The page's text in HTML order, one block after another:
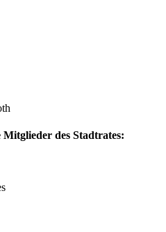
des Stadtrates: